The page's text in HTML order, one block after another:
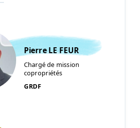
Pierre LE FEUR
Chargé de mission
copropriétés
GRDF